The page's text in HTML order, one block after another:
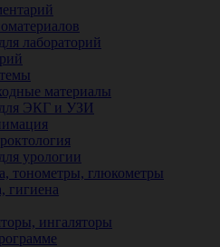
лабораторий
материалы
ЭКГ и УЗИ
урологии
тонометры, глюкометры
гигиена
ингаляторы